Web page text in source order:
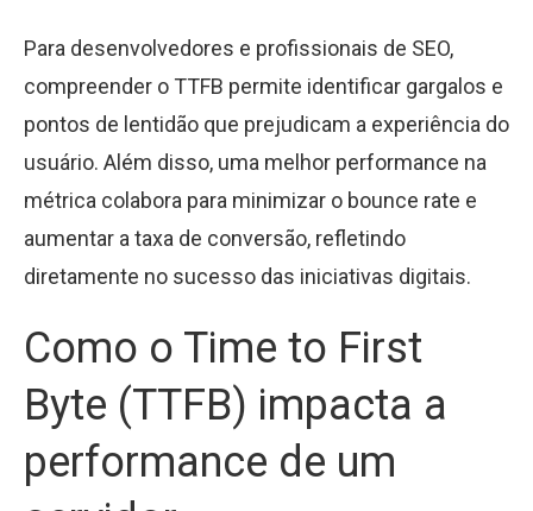
Para desenvolvedores e profissionais de SEO,
compreender o TTFB permite identificar gargalos e
pontos de lentidão que prejudicam a experiência do
usuário. Além disso, uma melhor performance na
métrica colabora para minimizar o bounce rate e
aumentar a taxa de conversão, refletindo
diretamente no sucesso das iniciativas digitais.
Como o Time to First
Byte (TTFB) impacta a
performance de um